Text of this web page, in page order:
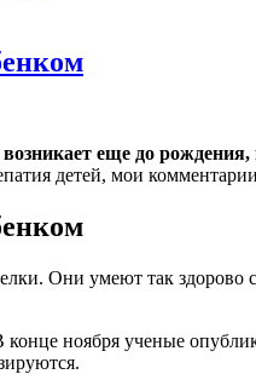
еще до
детей, мои
Они умеют так здорово
ноября ученые